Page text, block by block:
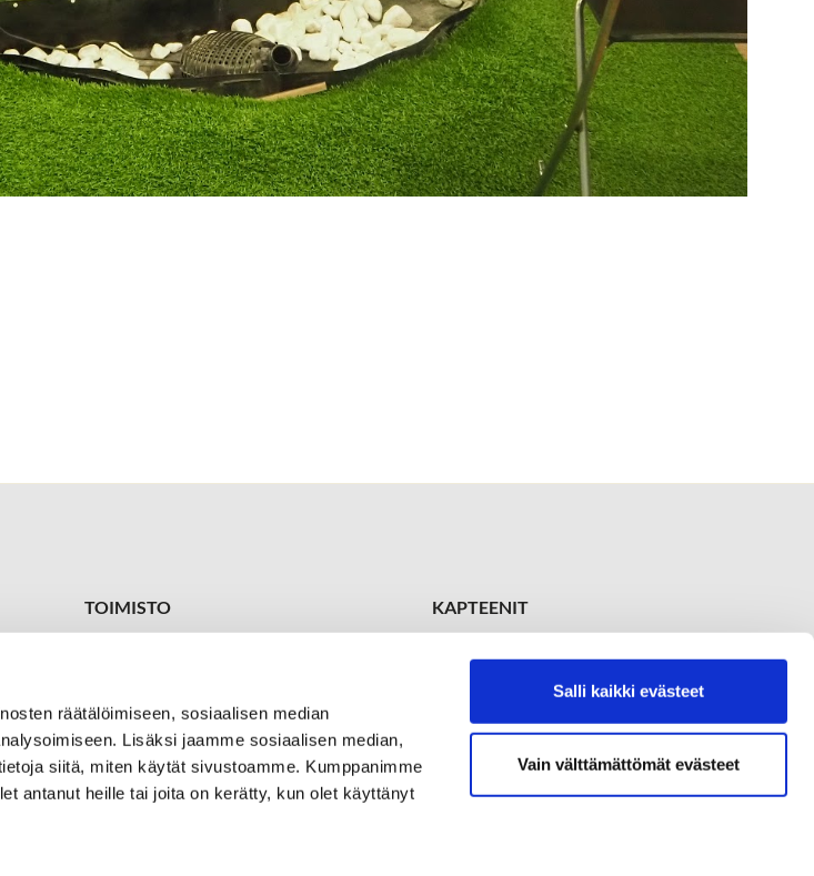
räätälöimiseen, sosiaalisen median
Lisäksi jaamme sosiaalisen median,
siitä, miten käytät sivustoamme. Kumppanimme
antanut heille tai joita on kerätty, kun olet käyttänyt
Salli kaikki evästeet
Vain välttämättömät evästeet
TOIMISTO
petja.vuojarvi@kareliagolf.fi
Seurapäällikkö/pro
Aki Keronen
+358 50 302 5933
aki.keronen@kareliagolf.fi
KAPTEENIT
Soile Röppänen
+358 504 638 669
Kapteeni
Juha Marola
+358 400 670 733